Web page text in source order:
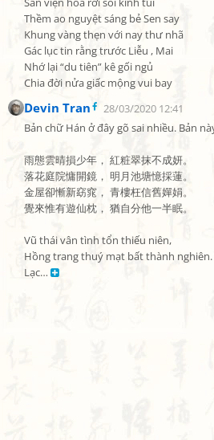
Sân viện hoa rơi soi kính tủi
Thềm ao nguyệt sáng bẻ Sen say
Khung vàng thẹn với nay thư nhã
Gác lục tin rằng trước Liễu , Mai
Nhớ lại “du tiên” kê gối ngủ
Chia đời nửa giấc mộng vui bay
Devin Tran
28/03/2020 12:41
Bản chữ Hán ở đây gõ sai nhiều. Bản
雨態雲晴損少年， 紅粧翠抹不成妍。
落花庭院慵開鏡， 明月池塘憶採蓮。
金屋卻慚新窈窕， 青樓枉信舊嬋娟。
覺來惟有遊仙枕， 猶自分他一半眠。
Vũ thái vân tình tổn thiếu niên,
Hồng trang thuý mạt bất thành nghiên.
Lạc…